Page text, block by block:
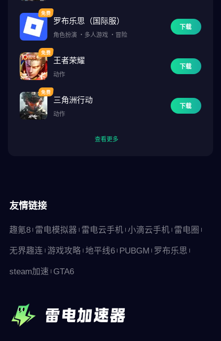
罗布乐思（国际服）
角色扮演 ・ 多人游戏 ・ 冒险
下载
王者荣耀
动作
下载
三角洲行动
动作
下载
查看更多
友情链接
趣氪8 雷电模拟器 雷电云手机 小滴云手机 雷电圈
无界趣连 游戏攻略 地平线6 PUBGM 罗布乐思
steam加速 GTA6